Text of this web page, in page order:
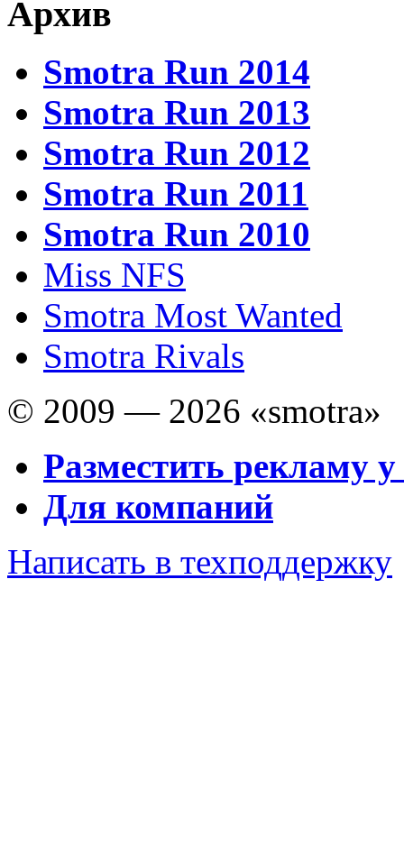
Архив
Smotra Run 2014
Smotra Run 2013
Smotra Run 2012
Smotra Run 2011
Smotra Run 2010
Miss NFS
Smotra Most Wanted
Smotra Rivals
© 2009 — 2026 «smotra»
Разместить рекламу у
Для компаний
Написать в техподдержку